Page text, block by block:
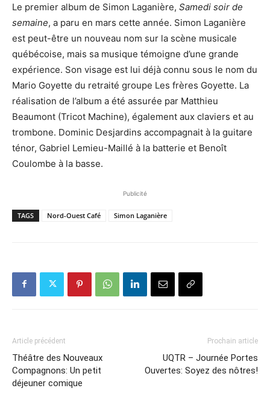
Le premier album de Simon Laganière, Samedi soir de
semaine, a paru en mars cette année. Simon Laganière
est peut-être un nouveau nom sur la scène musicale
québécoise, mais sa musique témoigne d’une grande
expérience. Son visage est lui déjà connu sous le nom du
Mario Goyette du retraité groupe Les frères Goyette. La
réalisation de l’album a été assurée par Matthieu
Beaumont (Tricot Machine), également aux claviers et au
trombone. Dominic Desjardins accompagnait à la guitare
ténor, Gabriel Lemieu-Maillé à la batterie et Benoît
Coulombe à la basse.
Publicité
TAGS Nord-Ouest Café Simon Laganière
Article précédent
Théâtre des Nouveaux
Compagnons: Un petit
déjeuner comique
Prochain article
UQTR – Journée Portes
Ouvertes: Soyez des nôtres!